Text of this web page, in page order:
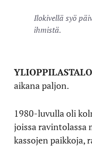
Ilokivellä syö
ihmistä.
YLIOPPILASTALO
aikana paljon.
1980-luvulla oli
joissa ravintolassa
kassojen paikkoja,